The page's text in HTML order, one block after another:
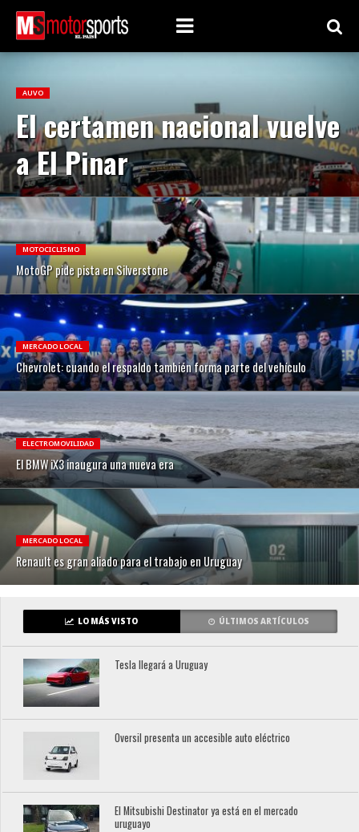
AUVO
El certamen nacional vuelve
a El Pinar
MOTOCICLISMO
MotoGP pide pista en Silverstone
MERCADO LOCAL
Chevrolet: cuando el respaldo también forma parte del vehículo
ELECTROMOVILIDAD
El BMW iX3 inaugura una nueva era
MERCADO LOCAL
Renault es gran aliado para el trabajo en Uruguay
LO MÁS VISTO ÚLTIMOS ARTÍCULOS
Tesla llegará a Uruguay
Oversil presenta un accesible auto eléctrico
El Mitsubishi Destinator ya está en el mercado
uruguayo